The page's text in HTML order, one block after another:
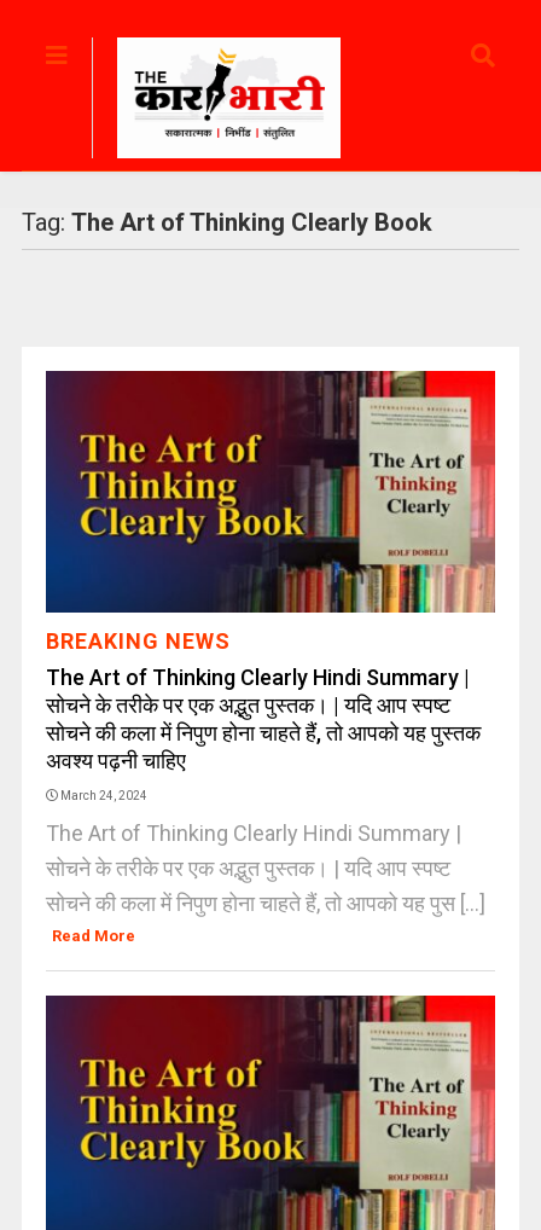
Tag: The Art of Thinking Clearly Book
BREAKING NEWS
The Art of Thinking Clearly Hindi Summary |
सोचने के तरीके पर एक अद्भुत पुस्तक। | यदि आप स्पष्ट
सोचने की कला में निपुण होना चाहते हैं, तो आपको यह पुस्तक
अवश्य पढ़नी चाहिए
March 24, 2024
The Art of Thinking Clearly Hindi Summary |
सोचने के तरीके पर एक अद्भुत पुस्तक। | यदि आप स्पष्ट
सोचने की कला में निपुण होना चाहते हैं, तो आपको यह पुस [...]
Read More